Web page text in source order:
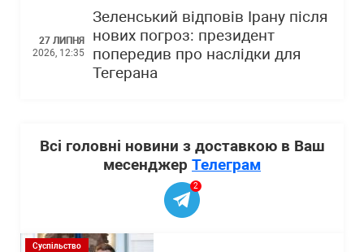
27 ЛИПНЯ
2026, 12:35
Зеленський відповів Ірану після
нових погроз: президент
попередив про наслідки для
Тегерана
Всі головні новини з доставкою в Ваш
месенджер Телеграм
2
Суспільство